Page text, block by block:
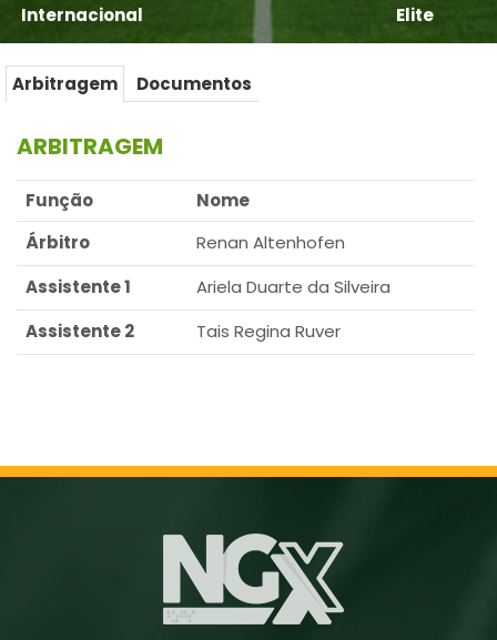
Internacional Elite
Arbitragem Documentos
ARBITRAGEM
Função
Nome
Árbitro
Renan Altenhofen
Assistente 1
Ariela Duarte da Silveira
Assistente 2
Tais Regina Ruver